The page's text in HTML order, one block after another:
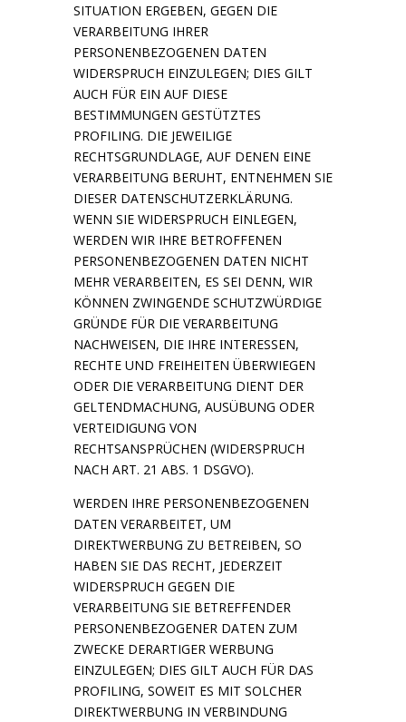
SITUATION ERGEBEN, GEGEN DIE
VERARBEITUNG IHRER
PERSONENBEZOGENEN DATEN
WIDERSPRUCH EINZULEGEN; DIES GILT
AUCH FÜR EIN AUF DIESE
BESTIMMUNGEN GESTÜTZTES
PROFILING. DIE JEWEILIGE
RECHTSGRUNDLAGE, AUF DENEN EINE
VERARBEITUNG BERUHT, ENTNEHMEN SIE
DIESER DATENSCHUTZERKLÄRUNG.
WENN SIE WIDERSPRUCH EINLEGEN,
WERDEN WIR IHRE BETROFFENEN
PERSONENBEZOGENEN DATEN NICHT
MEHR VERARBEITEN, ES SEI DENN, WIR
KÖNNEN ZWINGENDE SCHUTZWÜRDIGE
GRÜNDE FÜR DIE VERARBEITUNG
NACHWEISEN, DIE IHRE INTERESSEN,
RECHTE UND FREIHEITEN ÜBERWIEGEN
ODER DIE VERARBEITUNG DIENT DER
GELTENDMACHUNG, AUSÜBUNG ODER
VERTEIDIGUNG VON
RECHTSANSPRÜCHEN (WIDERSPRUCH
NACH ART. 21 ABS. 1 DSGVO).
WERDEN IHRE PERSONENBEZOGENEN
DATEN VERARBEITET, UM
DIREKTWERBUNG ZU BETREIBEN, SO
HABEN SIE DAS RECHT, JEDERZEIT
WIDERSPRUCH GEGEN DIE
VERARBEITUNG SIE BETREFFENDER
PERSONENBEZOGENER DATEN ZUM
ZWECKE DERARTIGER WERBUNG
EINZULEGEN; DIES GILT AUCH FÜR DAS
PROFILING, SOWEIT ES MIT SOLCHER
DIREKTWERBUNG IN VERBINDUNG